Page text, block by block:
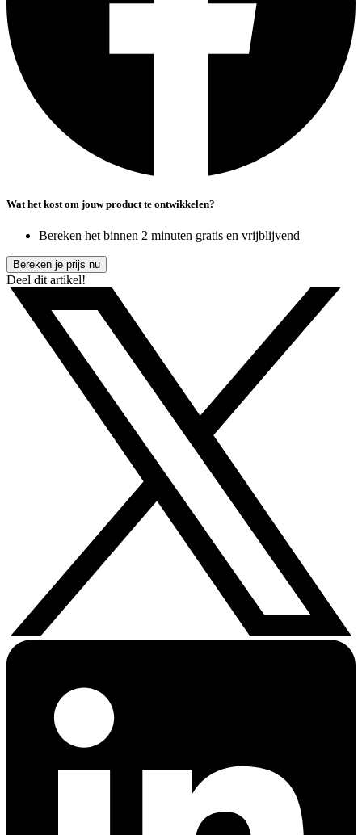
Wat het kost om jouw product te ontwikkelen?
Bereken het binnen 2 minuten gratis en vrijblijvend
Bereken je prijs nu
Deel dit artikel!